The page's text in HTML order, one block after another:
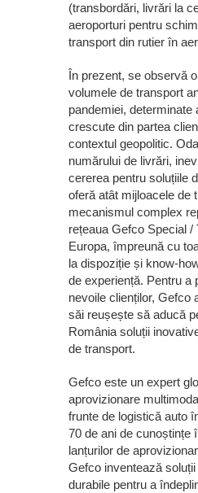
(transbordări, livrări la
aeroporturi pentru
transport din rutier în
În prezent, se observă
volumele de transport
pandemiei, determinate
crescute din partea
contextul geopolitic.
numărului de livrări,
cererea pentru soluțiile
oferă atât mijloacele de
mecanismul complex
rețeaua Gefco Special /
Europa, împreună cu
la dispoziție și know-
de experiență. Pentru a
nevoile clienților, Gefco
săi reușește să aducă
România soluții
de transport.
Gefco este un expert
aprovizionare
frunte de logistică auto
70 de ani de cunoștințe
lanțurilor de
Gefco inventează
durabile pentru a